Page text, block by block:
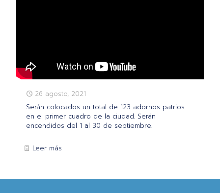
26 agosto, 2021
Serán colocados un total de 123 adornos patrios
en el primer cuadro de la ciudad. Serán
encendidos del 1 al 30 de septiembre.
Leer más